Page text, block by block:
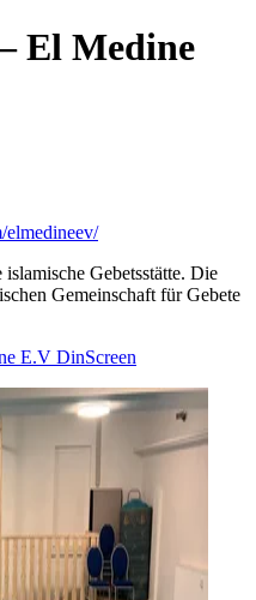
Medine
Gebetsstätte. Die
Gemeinschaft für Gebete
E.V DinScreen